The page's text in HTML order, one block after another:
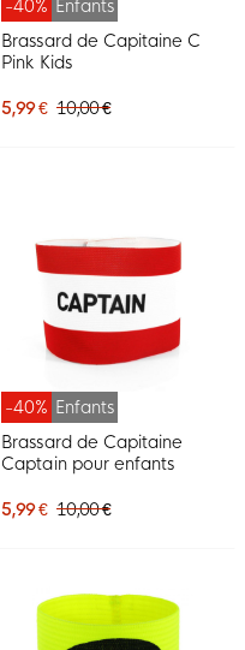
-40% Enfants
Brassard de Capitaine C
Pink Kids
5,99 € 10,00 €
-40% Enfants
Brassard de Capitaine
Captain pour enfants
5,99 € 10,00 €